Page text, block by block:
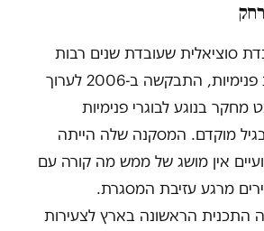
סוציאלית שעובדת שנים רבות
עם בוגרי ובוגרות פנימיות, התבקשה ב-2006 לערוך
מחקר בנוגע לבוגרי פנימיות
מוקדם. המסקנה שלה הייתה
אין מושג של ממש מה קורה עם
מרגע עזיבת המסגרת.
התכנית הראשונה בארץ לצעירות